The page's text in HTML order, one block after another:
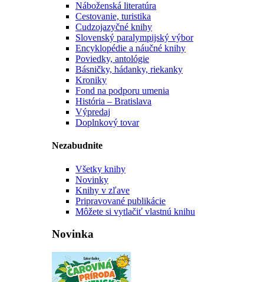
Náboženská literatúra
Cestovanie, turistika
Cudzojazyčné knihy
Slovenský paralympijský výbor
Encyklopédie a náučné knihy
Poviedky, antológie
Básničky, hádanky, riekanky
Kroniky
Fond na podporu umenia
História – Bratislava
Výpredaj
Doplnkový tovar
Nezabudnite
Všetky knihy
Novinky
Knihy v zľave
Pripravované publikácie
Môžete si vytlačiť vlastnú knihu
Novinka